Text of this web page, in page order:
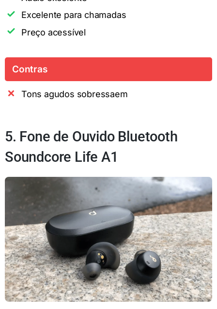
Excelente para chamadas
Preço acessível
Contras
Tons agudos sobressaem
5. Fone de Ouvido Bluetooth
Soundcore Life A1